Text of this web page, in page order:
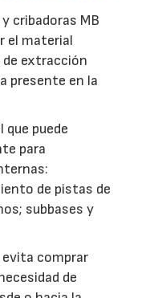
cribadoras MB
el material
extracción
presente en la
puede
para
de pistas de
subbases y
evita comprar
de